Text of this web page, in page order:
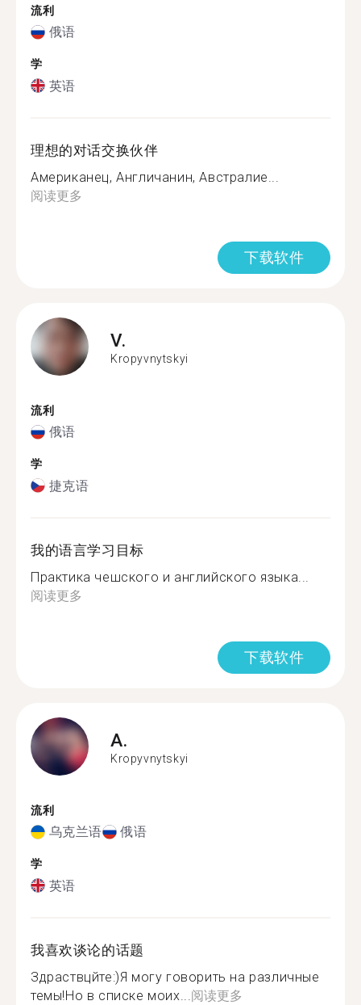
流利
俄语
学
英语
理想的对话交换伙伴
Американец, Англичанин, Австралие...
阅读更多
下载软件
V.
Kropyvnytskyi
流利
俄语
学
捷克语
我的语言学习目标
Практика чешского и английского языка...
阅读更多
下载软件
A.
Kropyvnytskyi
流利
乌克兰语 俄语
学
英语
我喜欢谈论的话题
Здраствцйте:)Я могу говорить на различные
темы!Но в списке моих... 阅读更多